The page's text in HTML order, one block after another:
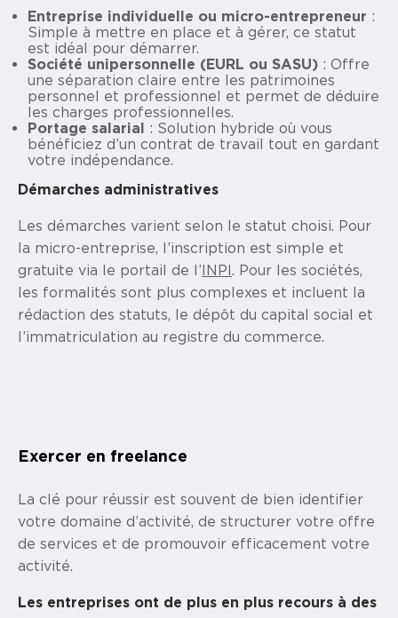
Entreprise individuelle ou micro-entrepreneur :
Simple à mettre en place et à gérer, ce statut
est idéal pour démarrer.
Société unipersonnelle (EURL ou SASU) : Offre
une séparation claire entre les patrimoines
personnel et professionnel et permet de déduire
les charges professionnelles.
Portage salarial : Solution hybride où vous
bénéficiez d’un contrat de travail tout en gardant
votre indépendance.
Démarches administratives
Les démarches varient selon le statut choisi. Pour
la micro-entreprise, l’inscription est simple et
gratuite via le portail de l’INPI
. Pour les sociétés,
les formalités sont plus complexes et incluent la
rédaction des statuts, le dépôt du capital social et
l’immatriculation au registre du commerce.
Exercer en freelance
La clé pour réussir est souvent de bien identifier
votre domaine d’activité, de structurer votre offre
de services et de promouvoir efficacement votre
activité.
Les entreprises ont de plus en plus recours à des